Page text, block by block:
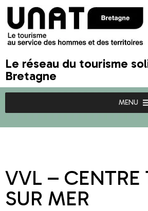
Le réseau du tourisme
Bretagne
MENU
VVL – CENTRE
SUR MER